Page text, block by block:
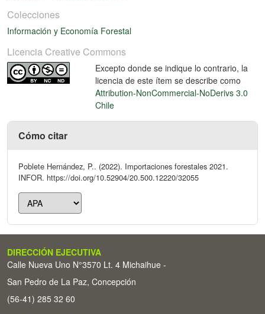
Colecciones
Información y Economía Forestal
Licencia Creative Commons
Excepto donde se indique lo contrario, la
licencia de este ítem se describe como
Attribution-NonCommercial-NoDerivs 3.0
Chile
Cómo citar
Poblete Hernández, P.. (2022). Importaciones forestales 2021.
INFOR. https://doi.org/10.52904/20.500.12220/32055
DIRECCIÓN EJECUTIVA
Calle Nueva Uno N°3570 Lt. 4 Michaihue -
San Pedro de La Paz, Concepción
(56-41) 285 32 60